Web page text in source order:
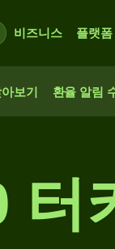
비즈니스 플랫폼
보기 환율 알림
터